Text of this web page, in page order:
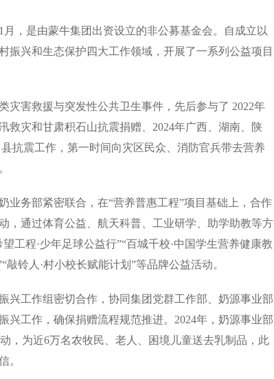
，是由蒙牛集团出资设立的非公募基金会。自成立以
振兴和生态保护四大工作领域，开展了一系列公益项目
害救援与突发性公共卫生事件，先后参与了 2022年
救灾和甘肃积石山抗震捐赠、2024年广西、湖南、陕
抗震工作，第一时间向灾区民众、消防官兵带去营养
务部紧密联合，在“营养普惠工程”项目基础上，合作
，通过体育公益、航天科普、工业研学、助学助教等方
工程·少年足球公益行”“百城千校·中国学生营养健康教
铃人·村小校长赋能计划”等品牌公益活动。
工作组密切合作，协同集团党群工作部、奶源事业部
兴工作，确保捐赠流程规范推进。2024年，奶源事业部
，为近6万名农牧民、老人、困境儿童送去乳制品，此
。